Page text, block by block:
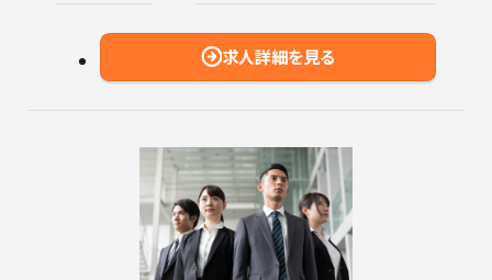
求人詳細を見る